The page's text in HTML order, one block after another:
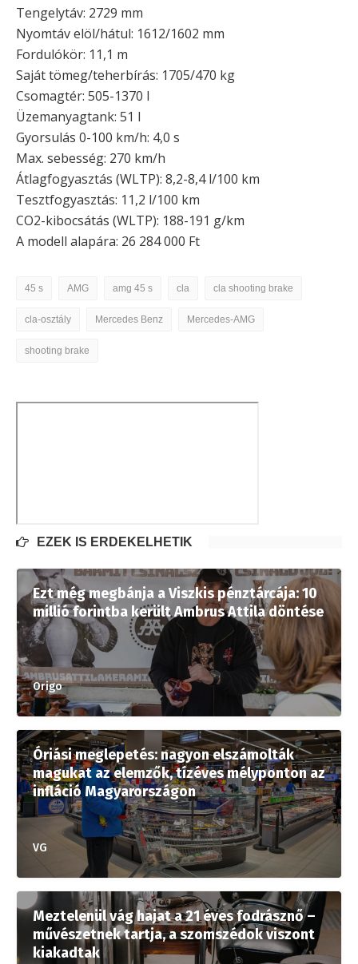
Tengelytáv: 2729 mm
Nyomtáv elöl/hátul: 1612/1602 mm
Fordulókör: 11,1 m
Saját tömeg/teherbírás: 1705/470 kg
Csomagtér: 505-1370 l
Üzemanyagtank: 51 l
Gyorsulás 0-100 km/h: 4,0 s
Max. sebesség: 270 km/h
Átlagfogyasztás (WLTP): 8,2-8,4 l/100 km
Tesztfogyasztás: 11,2 l/100 km
CO2-kibocsátás (WLTP): 188-191 g/km
A modell alapára: 26 284 000 Ft
45 s AMG amg 45 s cla cla shooting brake
cla-osztály Mercedes Benz Mercedes-AMG
shooting brake
EZEK IS ÉRDEKELHETIK
Ezt még megbánja a Viszkis pénztárcája: 10
millió forintba került Ambrus Attila döntése
Origo
Óriási meglepetés: nagyon elszámolták
magukat az elemzők, tízéves mélyponton az
infláció Magyarországon
VG
Meztelenül vág hajat a 21 éves fodrásznő –
művészetnek tartja, a szomszédok viszont
kiakadtak